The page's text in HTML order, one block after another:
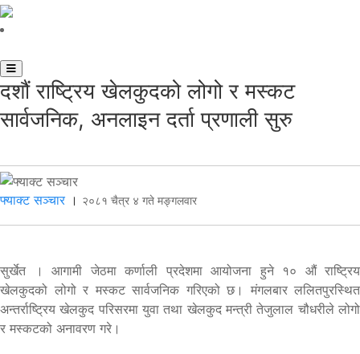
दशौं राष्ट्रिय खेलकुदको लोगो र मस्कट
सार्वजनिक, अनलाइन दर्ता प्रणाली सुरु
फ्याक्ट सञ्चार । २०८१ चैत्र ४ गते मङ्गलवार
सुर्खेत । आगामी जेठमा कर्णाली प्रदेशमा आयोजना हुने १० औं राष्ट्रिय
खेलकुदको लोगो र मस्कट सार्वजनिक गरिएको छ। मंगलबार ललितपुरस्थित
अन्तर्राष्ट्रिय खेलकुद परिसरमा युवा तथा खेलकुद मन्त्री तेजुलाल चौधरीले लोगो
र मस्कटको अनावरण गरे।